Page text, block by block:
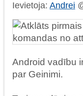
Ievietoja: Andrei
Android vadību
par Geinimi.